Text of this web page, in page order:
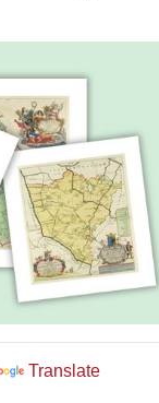
Translate